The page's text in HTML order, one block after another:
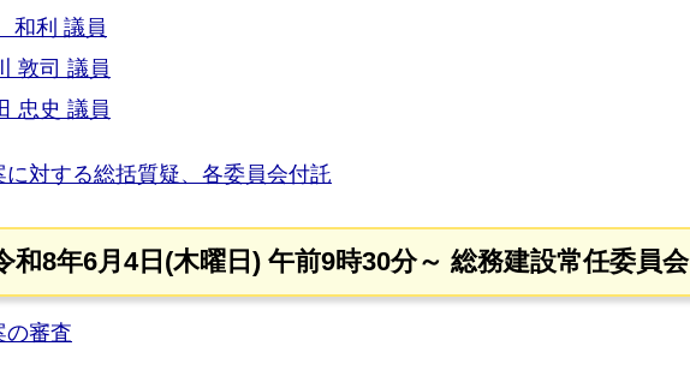
利 議員
敦司 議員
忠史 議員
に対する総括質疑、各委員会付託
和8年6月4日(木曜日) 午前9時30分～ 総務建設常任委員会
の審査